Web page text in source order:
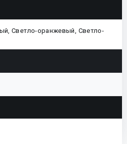
Светло-оранжевый, Светло-